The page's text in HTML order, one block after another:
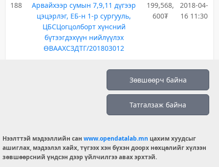
188
Арвайхээр сумын 7,9,11 дүгээр
цэцэрлэг, ЕБ-н 1-р сургууль,
ЦБСЦогцолборт хүнсний
бүтээгдэхүүн нийлүүлэх
ӨВААХСЗДТГ/201803012
199,568,
600₮
2018-04-
16 11:30
сургууль, ЦБСЦогцолборын
ӨВААХСЗДТГ/201803013
16 11:30
Хог тээврийн шатахууны дэмжлэг
25,000,0
2018-03-
Зөвшөөрч байна
Татгалзаж байна
Нээлттэй мэдээллийн сан www.opendatalab.mn цахим хуудсыг
ашиглах, мэдээлэл хайх, түгээх хэн бүхэн доорх нөхцөлийг хүлээн
зөвшөөрсний үндсэн дээр үйлчилгээ авах эрхтэй.